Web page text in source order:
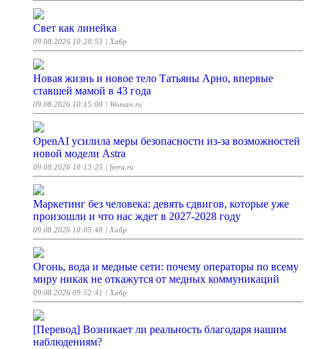
Свет как линейка
09.08.2026 10:20:53 | Хабр
Новая жизнь и новое тело Татьяны Арно, впервые
ставшей мамой в 43 года
09.08.2026 10:15:00 | Woman.ru
OpenAI усилила меры безопасности из-за возможностей
новой модели Astra
09.08.2026 10:13:25 | ferra.ru
Маркетинг без человека: девять сдвигов, которые уже
произошли и что нас ждет в 2027-2028 году
09.08.2026 10:05:48 | Хабр
Огонь, вода и медные сети: почему операторы по всему
миру никак не откажутся от медных коммуникаций
09.08.2026 09:52:41 | Хабр
[Перевод] Возникает ли реальность благодаря нашим
наблюдениям?